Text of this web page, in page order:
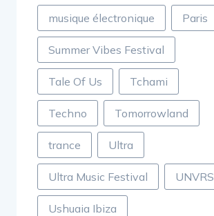
musique électronique Paris
Summer Vibes Festival
Tale Of Us Tchami
Techno Tomorrowland
trance Ultra
Ultra Music Festival UNVRS
Ushuaia Ibiza